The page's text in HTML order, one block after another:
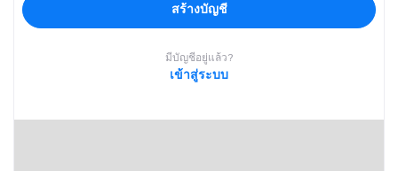
สร้างบัญชี
มีบัญชีอยู่แล้ว?
เข้าสู่ระบบ